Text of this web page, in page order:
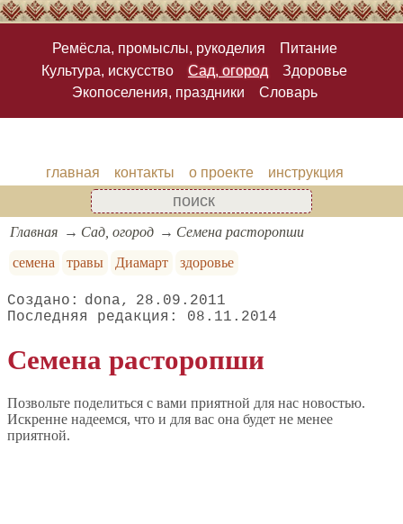
Ремёсла, промыслы, рукоделия
Питание
Культура, искусство
Сад, огород
Здоровье
Экопоселения, праздники
Словарь
главная контакты о проекте инструкция
Главная Сад, огород
Семена расторопши
семена
травы Диамарт здоровье
dona
28.09.2011
08.11.2014
Семена расторопши
Позвольте поделиться с вами приятной для нас новостью.
Искренне надеемся, что и для вас она будет не менее
приятной.